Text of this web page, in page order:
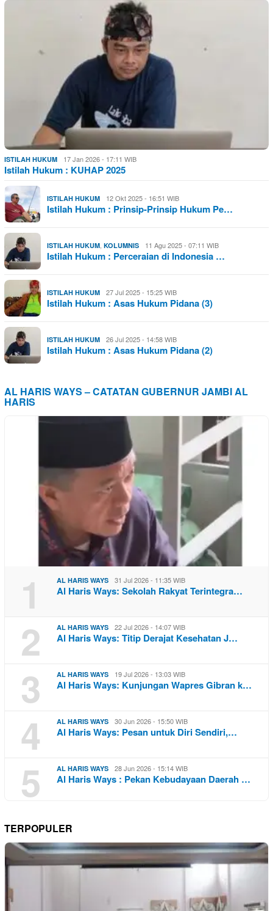
ISTILAH HUKUM 17 Jan 2026 - 17:11 WIB
Istilah Hukum : KUHAP 2025
ISTILAH HUKUM 12 Okt 2025 - 16:51 WIB
Istilah Hukum : Prinsip-Prinsip Hukum Pe…
ISTILAH HUKUM KOLUMNIS 11 Agu 2025 - 07:11 WIB
Istilah Hukum : Perceraian di Indonesia …
ISTILAH HUKUM 27 Jul 2025 - 15:25 WIB
Istilah Hukum : Asas Hukum Pidana (3)
ISTILAH HUKUM 26 Jul 2025 - 14:58 WIB
Istilah Hukum : Asas Hukum Pidana (2)
AL HARIS WAYS – CATATAN GUBERNUR JAMBI AL
HARIS
1 AL HARIS WAYS 31 Jul 2026 - 11:35 WIB
Al Haris Ways: Sekolah Rakyat Terintegra…
2 AL HARIS WAYS 22 Jul 2026 - 14:07 WIB
Al Haris Ways: Titip Derajat Kesehatan J…
3 AL HARIS WAYS 19 Jul 2026 - 13:03 WIB
Al Haris Ways: Kunjungan Wapres Gibran k…
4 AL HARIS WAYS 30 Jun 2026 - 15:50 WIB
Al Haris Ways: Pesan untuk Diri Sendiri,…
5 AL HARIS WAYS 28 Jun 2026 - 15:14 WIB
Al Haris Ways : Pekan Kebudayaan Daerah …
TERPOPULER